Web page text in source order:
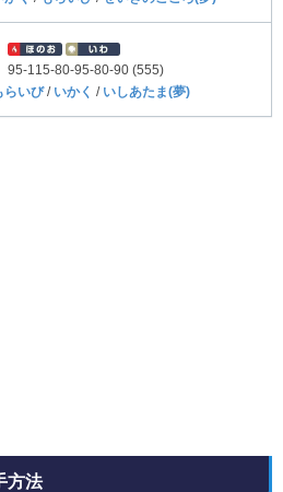
95-115-80-95-80-90 (555)
らいび/ いかく / いしあたま(夢)
方法